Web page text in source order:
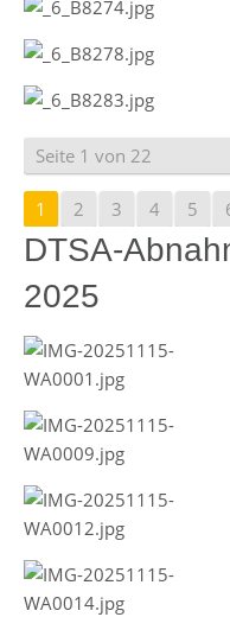
Seite 1 von 22
1 2 3 4 5
DTSA-
2025